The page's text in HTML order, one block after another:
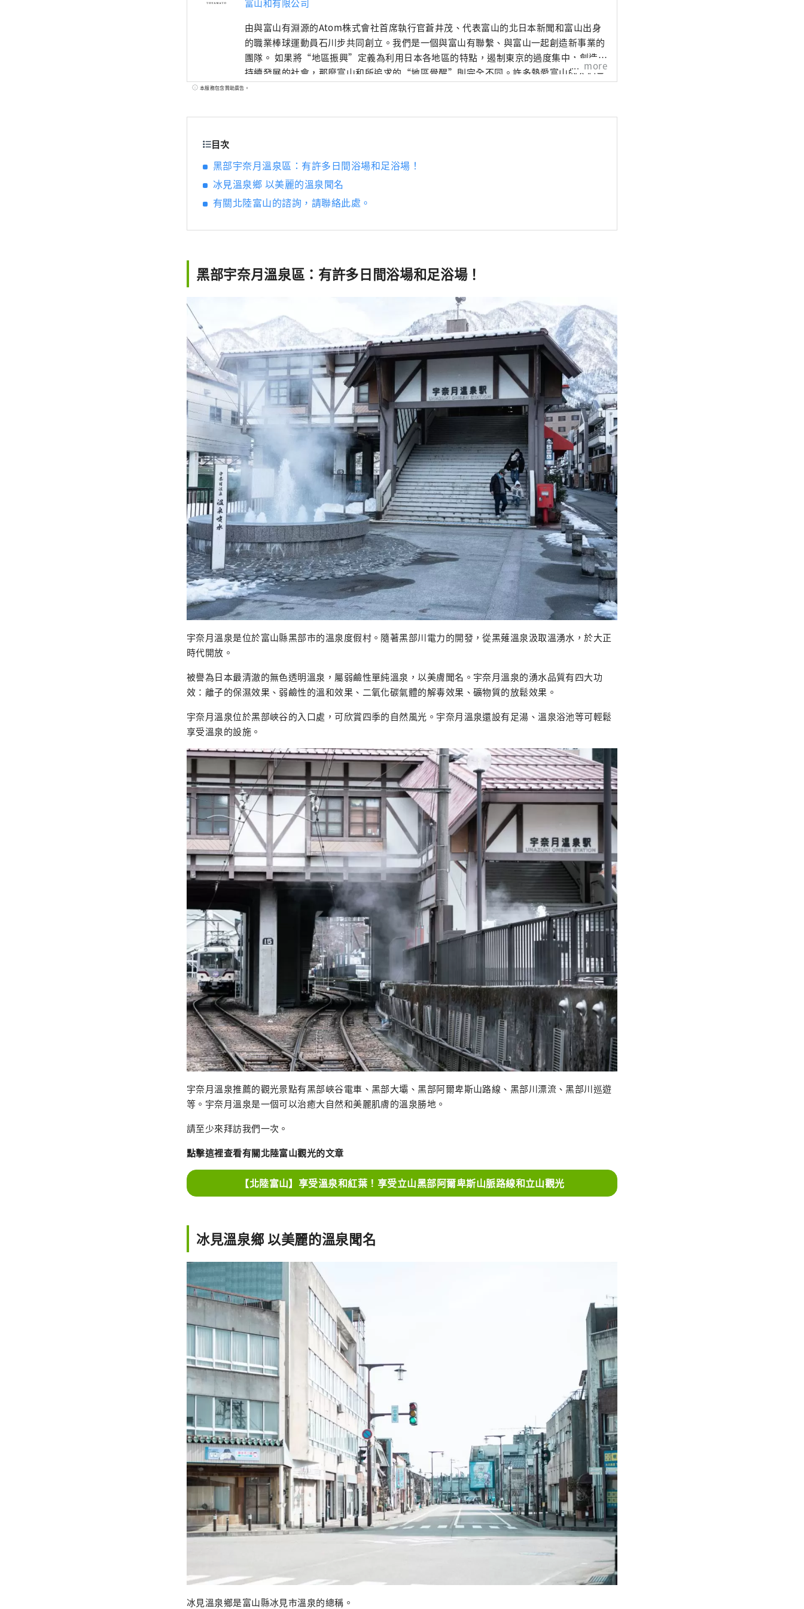
富山和有限公司
由與富山有淵源的Atom株式會社首席執行官蒼井茂、代表富山的北日本新聞和富山出身
的職業棒球運動員石川步共同創立。我們是一個與富山有聯繫、與富山一起創造新事業的
團隊。 如果將“地區振興”定義為利用日本各地區的特點，遏制東京的過度集中，創造可
持續發展的社會，那麼富山和所追求的“地區覺醒”則完全不同。許多熱愛富山的人們會
重新發現富山的魅力，為它感到自豪，並主動將它傳播到世界各地，而不是由當地政府或
力。
more
本服務包含贊助廣告。
目次
黑部宇奈月溫泉區：有許多日間浴場和足浴場！
冰見溫泉鄉 以美麗的溫泉聞名
有關北陸富山的諮詢，請聯絡此處。
黑部宇奈月溫泉區：有許多日間浴場和足浴場！
宇奈月溫泉是位於富山縣黑部市的溫泉度假村。隨著黑部川電力的開發，從黑薙溫泉汲取溫湧水，於大正
時代開放。
被譽為日本最清澈的無色透明溫泉，屬弱鹼性單純溫泉，以美膚聞名。宇奈月溫泉的湧水品質有四大功
效：離子的保濕效果、弱鹼性的溫和效果、二氧化碳氣體的解毒效果、礦物質的放鬆效果。
宇奈月溫泉位於黑部峽谷的入口處，可欣賞四季的自然風光。宇奈月溫泉還設有足湯、溫泉浴池等可輕鬆
享受溫泉的設施。
宇奈月溫泉推薦的觀光景點有黑部峽谷電車、黑部大壩、黑部阿爾卑斯山路線、黑部川漂流、黑部川巡遊
等。宇奈月溫泉是一個可以治癒大自然和美麗肌膚的溫泉勝地。
請至少來拜訪我們一次。
點擊這裡查看有關北陸富山觀光的文章
【北陸富山】享受溫泉和紅葉！享受立山黑部阿爾卑斯山脈路線和立山觀光
冰見溫泉鄉 以美麗的溫泉聞名
冰見溫泉鄉是富山縣冰見市溫泉的總稱。